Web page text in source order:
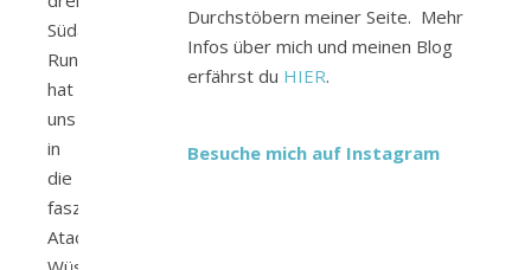
Südamerika
Rundreise
hat
uns
in
die
fasziniere
Atacama-
Durchstöbern meiner Seite. Mehr
Infos über mich und meinen Blog
erfährst du HIER.
Besuche mich auf Instagram